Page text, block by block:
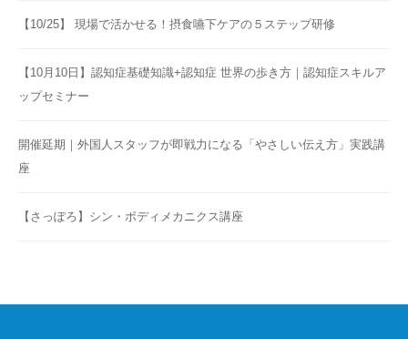
【10/25】 現場で活かせる！摂食嚥下ケアの５ステップ研修
【10月10日】認知症基礎知識+認知症 世界の歩き方｜認知症スキルア
ップセミナー
開催延期｜外国人スタッフが即戦力になる「やさしい伝え方」実践講
座
【さっぽろ】シン・ボディメカニクス講座